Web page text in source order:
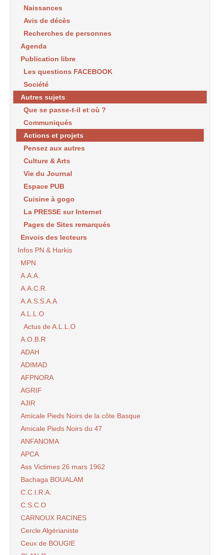
Naissances
Avis de décès
Recherches de personnes
Agenda
Publication libre
Les questions FACEBOOK
Société
Autres sujets
Que se passe-t-il et où ?
Communiqués
Actions et projets
Pensez aux autres
Culture & Arts
Vie du Journal
Espace PUB
Cuisine à gogo
La PRESSE sur Internet
Pages de Sites remarqués
Envois des lecteurs
Infos PN & Harkis
MPN
A.A.A.
A.A.C.R.
A.A.S.S.A.A
A.L.L.O
Actus de A.L.L.O
A.O.B.R
ADAH
ADIMAD
AFPNORA
AGRIF
AJIR
Amicale Pieds Noirs de la côte Basque
Amicale Pieds Noirs du 47
ANFANOMA
APCA
Ass Victimes 26 mars 1962
Bachaga BOUALAM
C.C.I.R.A.
C.S.C.O
CARNOUX RACINES
Cercle Algérianiste
Ceux de BOUGIE